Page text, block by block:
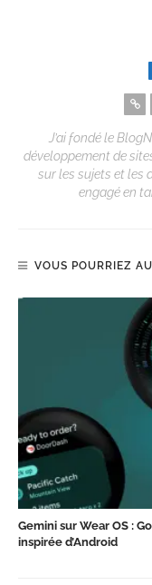
J’ai fondé le
développement de
sur les sujets et les
engagé en
VOUS POURRIEZ
Gemini sur Wear OS :
inspirée d’Android